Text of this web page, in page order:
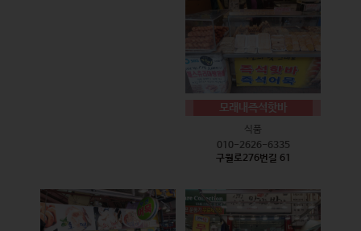
모래내즉석핫바
식품
010-2626-6335
구월로276번길 61